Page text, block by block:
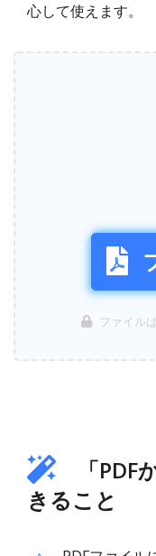
心して使えます。
ファイル
「
きること